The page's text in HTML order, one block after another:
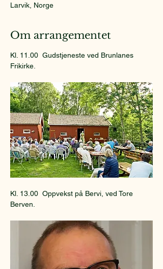
Larvik, Norge
Om arrangementet
Kl. 11.00  Gudstjeneste ved Brunlanes
Frikirke.
Kl. 13.00  Oppvekst på Bervi, ved Tore
Berven.